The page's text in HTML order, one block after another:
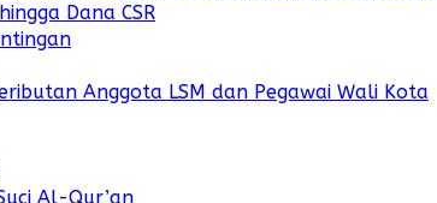
Dana CSR
Anggota LSM dan Pegawai Wali Kota
Al-Qur’an